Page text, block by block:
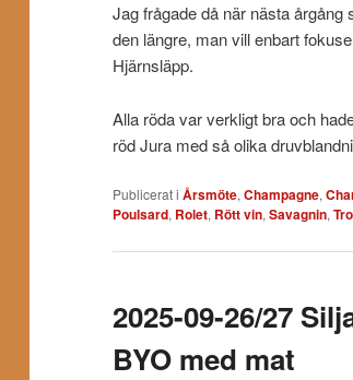
Jag frågade då när nästa
den längre, man vill enbart
Hjärnsläpp.
Alla röda var verkligt bra och
röd Jura med så olika
Publicerat i Årsmöte, Champagne,
Poulsard, Rolet, Rött vin, Savagnin,
2025-09-26/27
BYO med mat